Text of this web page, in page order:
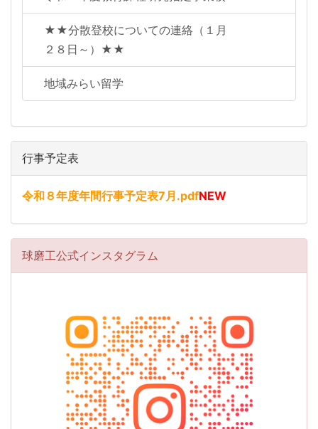
★★分散登校についての連絡（１月
２８日～）★★
地域みらい留学
行事予定表
令和８年度年間行事予定表7月.pdfNEW
球磨工公式インスタグラム